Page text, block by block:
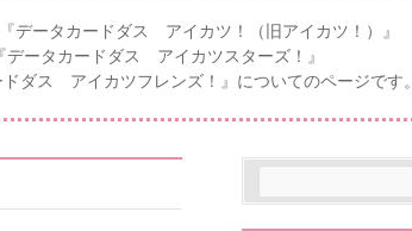
データカードダス アイカツ！（旧アイカツ！）』
ータカードダス アイカツスターズ！』
ダス アイカツフレンズ！』についてのページです。